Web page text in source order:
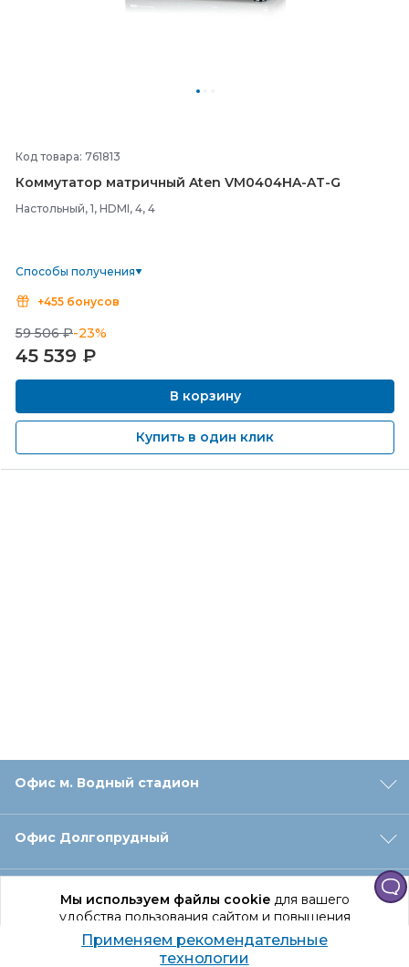
Мы используем файлы cookieдля вашего
удобства пользования сайтом и повышения
качества рекомендаций.
Продолжая использование сайта, вы даете
Код товара: 761813
Коммутатор матричный Aten VM0404HA-AT-G
Настольный, 1, HDMI, 4, 4
Способы получения
+455 бонусов
59 506 ₽-23%
45 539 ₽
В корзину
Купить в один клик
Офис м. Водный стадион
Офис Долгопрудный
Офис Санкт‑Петербург
Оформление заказа
Применяем рекомендательные
технологии